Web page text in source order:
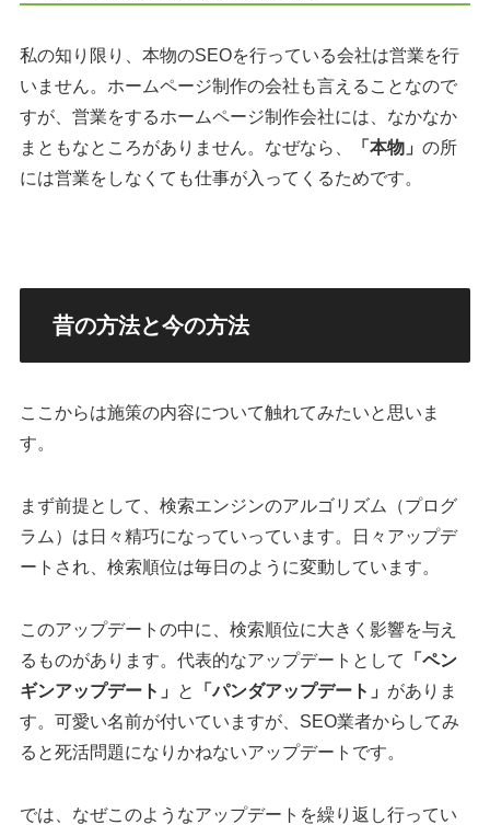
私の知り限り、本物のSEOを行っている会社は営業を行
いません。ホームページ制作の会社も言えることなので
すが、営業をするホームページ制作会社には、なかなか
まともなところがありません。なぜなら、
「本物」の所
には営業をしなくても仕事が入ってくるためです。
昔の方法と今の方法
ここからは施策の内容について触れてみたいと思いま
す。
まず前提として、検索エンジンのアルゴリズム（プログ
ラム）は日々精巧になっていっています。日々アップデ
ートされ、検索順位は毎日のように変動しています。
このアップデートの中に、検索順位に大きく影響を与え
るものがあります。代表的なアップデートとして
「ペン
ギンアップデート」
と 「パンダアップデート」 がありま
す。可愛い名前が付いていますが、SEO業者からしてみ
ると死活問題になりかねないアップデートです。
では、なぜこのようなアップデートを繰り返し行ってい